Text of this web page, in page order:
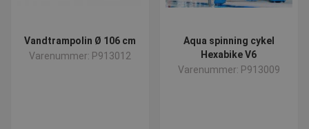
Vandtrampolin Ø 106 cm
Varenummer: P913012
Aqua spinning cykel
Hexabike V6
Varenummer: P913009